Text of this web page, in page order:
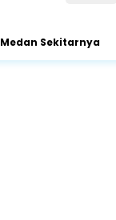
Medan Sekitarnya